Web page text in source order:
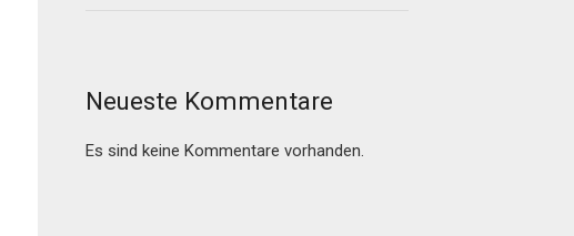
Neueste Kommentare
Es sind keine Kommentare vorhanden.